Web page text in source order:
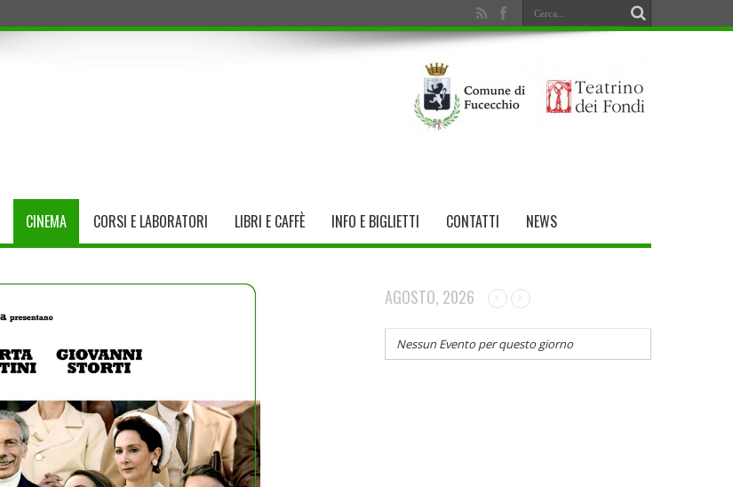
CINEMA CORSI E LABORATORI LIBRI E CAFFÈ INFO E BIGLIETTI CONTATTI NEWS
AGOSTO, 2026
Nessun Evento per questo giorno